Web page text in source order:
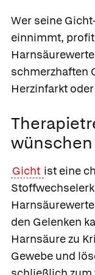
Wer seine
einnimmt,
schmerzhaften
Herzinfarkt
Gicht ist eine
den Gelenken
Harnsäure zu
Gewebe und